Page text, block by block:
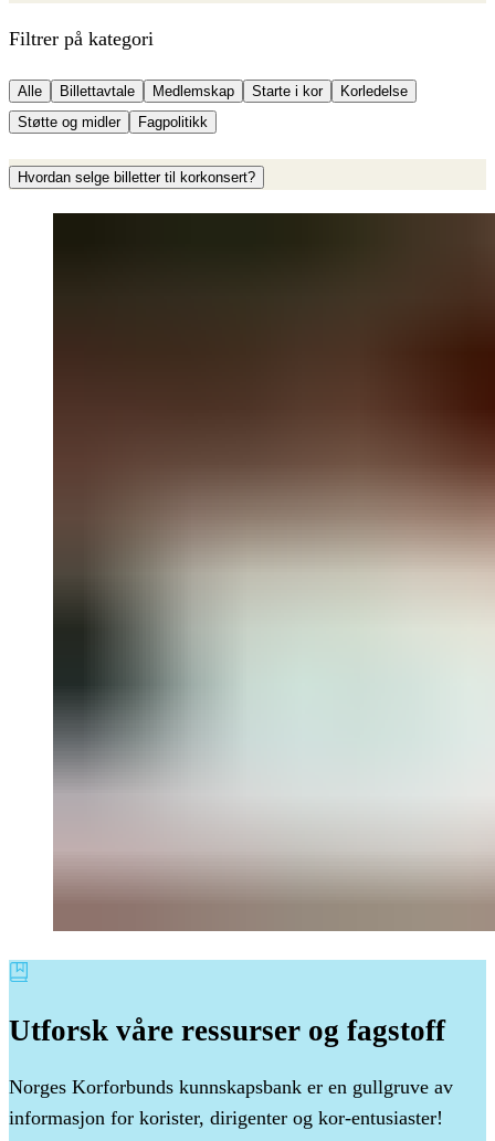
Filtrer på kategori
Alle Billettavtale Medlemskap Starte i kor
Korledelse
Støtte og midler
Fagpolitikk
Hvordan selge billetter til korkonsert?
Utforsk våre ressurser og fagstoff
Norges Korforbunds kunnskapsbank er en gullgruve av
informasjon for korister, dirigenter og kor-entusiaster!